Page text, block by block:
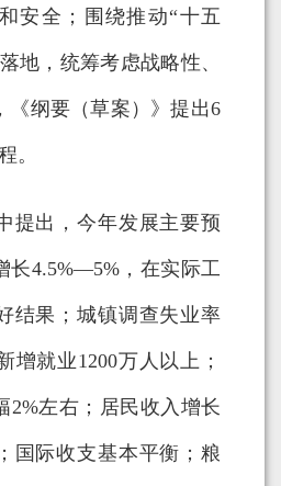
安全；围绕推动“十五
地，统筹考虑战略性、
《纲要（草案）》提出6
。
出，今年发展主要预
长4.5%—5%，在实际工
结果；城镇调查失业率
增就业1200万人以上；
2%左右；居民收入增长
国际收支基本平衡；粮